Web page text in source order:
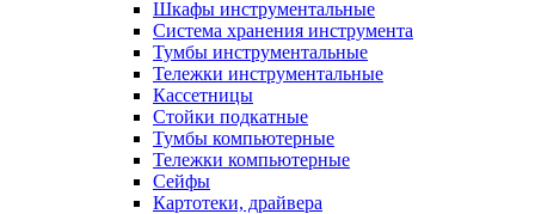
Шкафы инструментальные
Система хранения инструмента
Тумбы инструментальные
Тележки инструментальные
Кассетницы
Стойки подкатные
Тумбы компьютерные
Тележки компьютерные
Сейфы
Картотеки, драйвера